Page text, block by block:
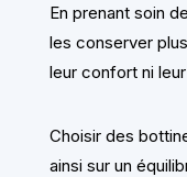
En prenant soin
les conserver
leur confort ni
Choisir des
ainsi sur un